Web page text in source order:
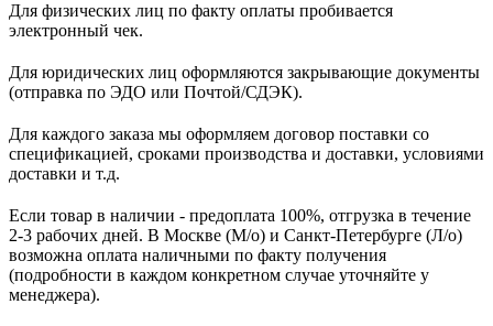
Для физических лиц по факту оплаты пробивается
электронный чек.
Для юридических лиц оформляются закрывающие документы
(отправка по ЭДО или Почтой/СДЭК).
Для каждого заказа мы оформляем договор поставки со
спецификацией, сроками производства и доставки, условиями
доставки и т.д.
Если товар в наличии - предоплата 100%, отгрузка в течение
2-3 рабочих дней. В Москве (М/о) и Санкт-Петербурге (Л/о)
возможна оплата наличными по факту получения
(подробности в каждом конкретном случае уточняйте у
менеджера).